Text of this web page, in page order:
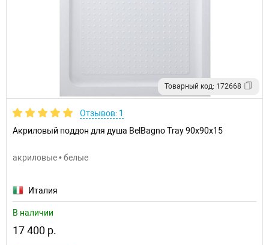
Товарный код: 172668
Отзывов: 1
Акриловый поддон для душа BelBagno Tray 90x90x15
акриловые • белые
Италия
В наличии
17 400 р.